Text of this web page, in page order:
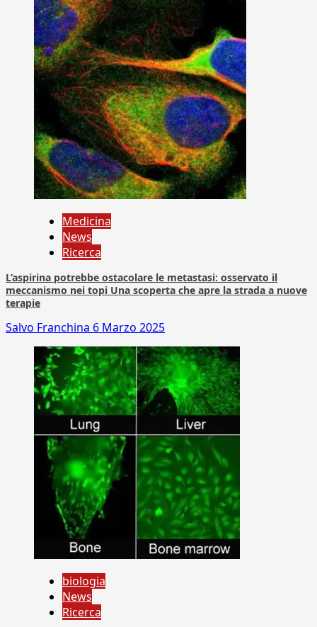
Medicina
News
Ricerca
L’aspirina potrebbe ostacolare le metastasi: osservato il
meccanismo nei topi Una scoperta che apre la strada a nuove
terapie
Salvo Franchina 6 Marzo 2025
biologia
News
Ricerca